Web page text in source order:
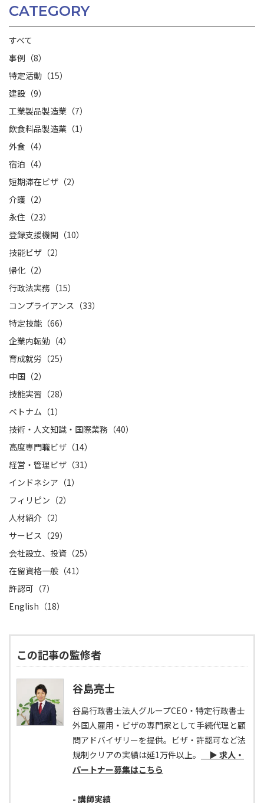
CATEGORY
すべて
事例（8）
特定活動（15）
建設（9）
工業製品製造業（7）
飲食料品製造業（1）
外食（4）
宿泊（4）
短期滞在ビザ（2）
介護（2）
永住（23）
登録支援機関（10）
技能ビザ（2）
帰化（2）
行政法実務（15）
コンプライアンス（33）
特定技能（66）
企業内転勤（4）
育成就労（25）
中国（2）
技能実習（28）
ベトナム（1）
技術・人文知識・国際業務（40）
高度専門職ビザ（14）
経営・管理ビザ（31）
インドネシア（1）
フィリピン（2）
人材紹介（2）
サービス（29）
会社設立、投資（25）
在留資格一般（41）
許認可（7）
English（18）
この記事の監修者
谷島亮士
谷島行政書士法人グループCEO・特定行政書士
外国人雇用・ビザの専門家として手続代理と顧
問アドバイザリーを提供。ビザ・許認可など法
規制クリアの実績は延1万件以上。
▶ 求人・
パートナー募集はこちら
- 講師実績